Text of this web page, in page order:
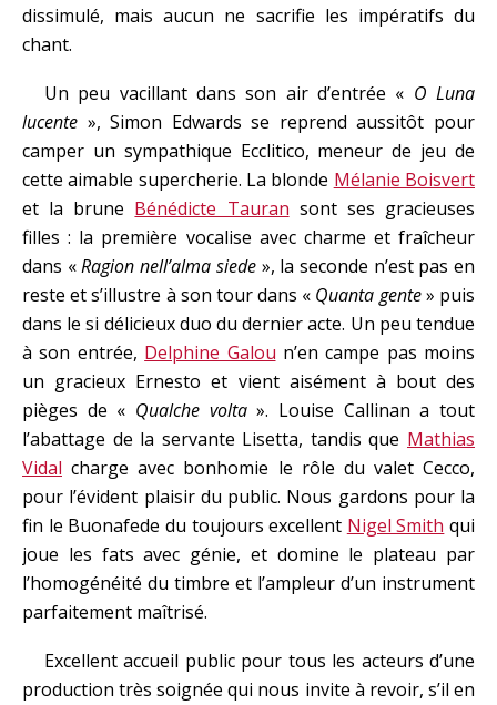
dissimulé, mais aucun ne sacrifie les impératifs du
chant.
Un peu vacillant dans son air d’entrée « O Luna
lucente », Simon Edwards se reprend aussitôt pour
camper un sympathique Ecclitico, meneur de jeu de
cette aimable supercherie. La blonde Mélanie Boisvert
et la brune Bénédicte Tauran sont ses gracieuses
filles : la première vocalise avec charme et fraîcheur
dans «Ragion nell’alma siede», la seconde n’est pas en
reste et s’illustre à son tour dans « Quanta gente» puis
dans le si délicieux duo du dernier acte. Un peu tendue
à son entrée, Delphine Galou n’en campe pas moins
un gracieux Ernesto et vient aisément à bout des
pièges de « Qualche volta». Louise Callinan a tout
l’abattage de la servante Lisetta, tandis que Mathias
Vidal charge avec bonhomie le rôle du valet Cecco,
pour l’évident plaisir du public. Nous gardons pour la
fin le Buonafede du toujours excellent Nigel Smith qui
joue les fats avec génie, et domine le plateau par
l’homogénéité du timbre et l’ampleur d’un instrument
parfaitement maîtrisé.
Excellent accueil public pour tous les acteurs d’une
production très soignée qui nous invite à revoir, s’il en